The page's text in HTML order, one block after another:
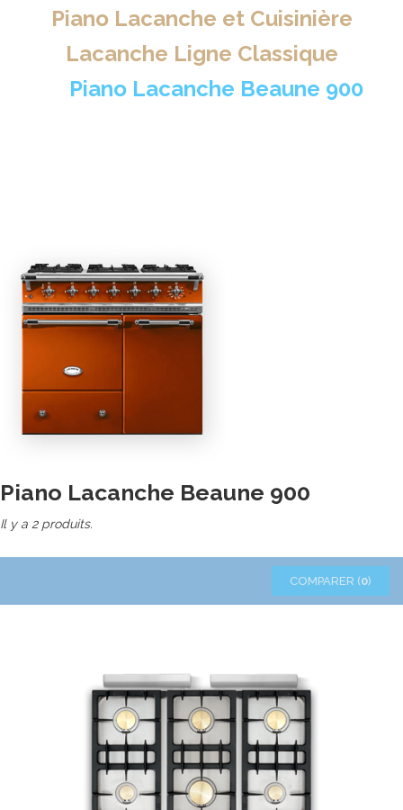
Piano Lacanche et Cuisinière
Lacanche Ligne Classique
Piano Lacanche Beaune 900
Piano Lacanche Beaune 900
Il y a 2 produits.
COMPARER (0)